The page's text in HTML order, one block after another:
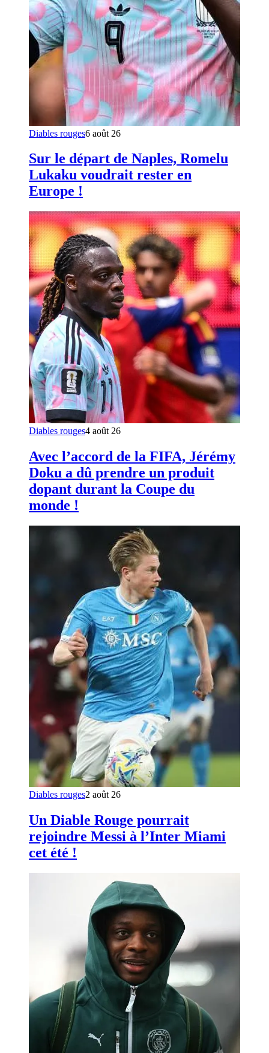
Diables rouges6 août 26
Sur le départ de Naples, Romelu
Lukaku voudrait rester en
Europe !
Diables rouges4 août 26
Avec l’accord de la FIFA, Jérémy
Doku a dû prendre un produit
dopant durant la Coupe du
monde !
Diables rouges2 août 26
Un Diable Rouge pourrait
rejoindre Messi à l’Inter Miami
cet été !